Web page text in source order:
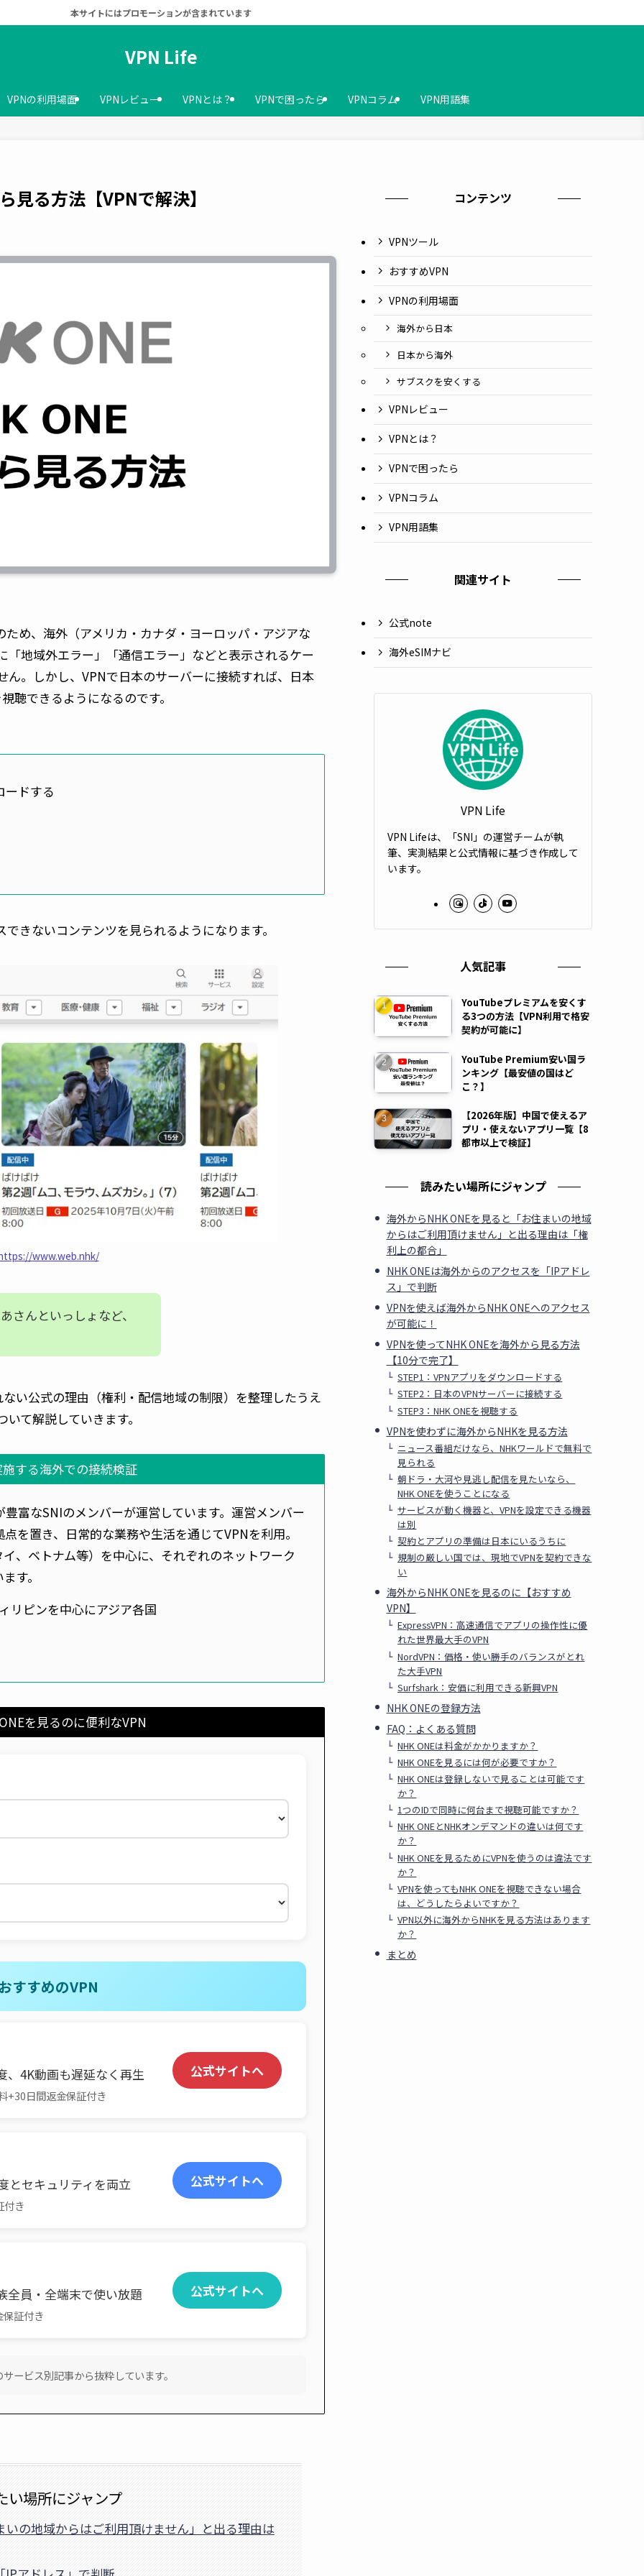
本サイトにはプロモーションが含まれています
VPN Life
VPNの利用場面 VPNレビュー VPNとは？ VPNで困ったら VPNコラム VPN用語集
見る方法【VPNで解決】
め、海外（アメリカ・カナダ・ヨーロッパ・アジアな
地域外エラー」「通信エラー」などと表示されるケー
。しかし、VPNで日本のサーバーに接続すれば、日本
聴できるようになるのです。
ードする
きないコンテンツを見られるようになります。
www.web.nhk/
さんといっしょなど、
い公式の理由（権利・配信地域の制限）を整理したうえ
て解説していきます。
する海外での接続検証
富なSNIのメンバーが運営しています。運営メンバー
を置き、日常的な業務や生活を通じてVPNを利用。
、ベトナム等）を中心に、それぞれのネットワーク
す。
リピンを中心にアジア各国
を見るのに便利なVPN
すすめのVPN
、4K動画も遅延なく再生
+30日間返金保証付き
公式サイトへ
とセキュリティを両立
付き
公式サイトへ
全員・全端末で使い放題
証付き
公式サイトへ
ービス別記事から抜粋しています。
い場所にジャンプ
の地域からはご利用頂けません」と出る理由は
コンテンツ
VPNツール
おすすめVPN
VPNの利用場面
海外から日本
日本から海外
サブスクを安くする
VPNレビュー
VPNとは？
VPNで困ったら
VPNコラム
VPN用語集
関連サイト
公式note
海外eSIMナビ
VPN Life
VPN Lifeは、「SNI」の運営チームが執
筆、実測結果と公式情報に基づき作成して
います。
人気記事
YouTubeプレミアムを安くす
る3つの方法【VPN利用で格安
契約が可能に】
YouTube Premium安い国ラ
ンキング【最安値の国はど
こ？】
【2026年版】中国で使えるア
プリ・使えないアプリ一覧【8
都市以上で検証】
読みたい場所にジャンプ
海外からNHK ONEを見ると「お住まいの地域
からはご利用頂けません」と出る理由は「権
利上の都合」
NHK ONEは海外からのアクセスを「IPアドレ
ス」で判断
VPNを使えば海外からNHK ONEへのアクセス
が可能に！
VPNを使ってNHK ONEを海外から見る方法
【10分で完了】
STEP1：VPNアプリをダウンロードする
STEP2：日本のVPNサーバーに接続する
STEP3：NHK ONEを視聴する
VPNを使わずに海外からNHKを見る方法
ニュース番組だけなら、NHKワールドで無料で
見られる
朝ドラ・大河や見逃し配信を見たいなら、
NHK ONEを使うことになる
サービスが動く機器と、VPNを設定できる機器
は別
契約とアプリの準備は日本にいるうちに
規制の厳しい国では、現地でVPNを契約できな
い
海外からNHK ONEを見るのに【おすすめ
VPN】
ExpressVPN：高速通信でアプリの操作性に優
れた世界最大手のVPN
NordVPN：価格・使い勝手のバランスがとれ
た大手VPN
Surfshark：安価に利用できる新興VPN
NHK ONEの登録方法
FAQ：よくある質問
NHK ONEは料金がかかりますか？
NHK ONEを見るには何が必要ですか？
NHK ONEは登録しないで見ることは可能です
か？
1つのIDで同時に何台まで視聴可能ですか？
NHK ONEとNHKオンデマンドの違いは何です
か？
NHK ONEを見るためにVPNを使うのは違法です
か？
VPNを使ってもNHK ONEを視聴できない場合
は、どうしたらよいですか？
VPN以外に海外からNHKを見る方法はあります
か？
まとめ